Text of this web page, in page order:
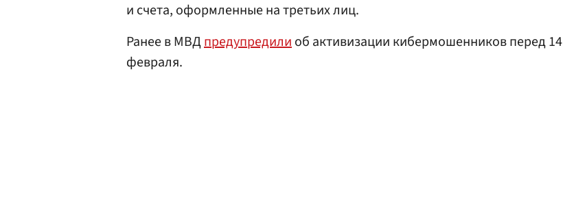
и счета, оформленные на третьих лиц.
Ранее в МВДпредупредилиоб активизации кибермошенников перед 14
февраля.